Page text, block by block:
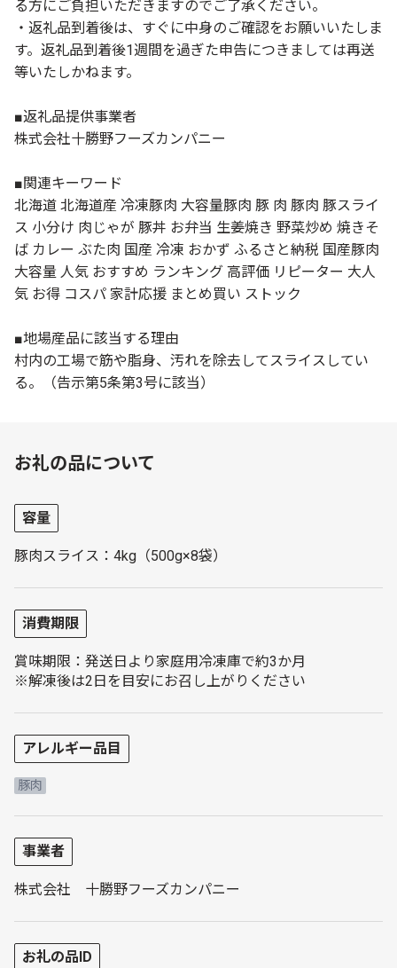
る方にご負担いただきますのでご了承ください。
・返礼品到着後は、すぐに中身のご確認をお願いいたしま
す。返礼品到着後1週間を過ぎた申告につきましては再送
等いたしかねます。
■返礼品提供事業者
株式会社十勝野フーズカンパニー
■関連キーワード
北海道 北海道産 冷凍豚肉 大容量豚肉 豚 肉 豚肉 豚スライ
ス 小分け 肉じゃが 豚丼 お弁当 生姜焼き 野菜炒め 焼きそ
ば カレー ぶた肉 国産 冷凍 おかず ふるさと納税 国産豚肉
大容量 人気 おすすめ ランキング 高評価 リピーター 大人
気 お得 コスパ 家計応援 まとめ買い ストック
■地場産品に該当する理由
村内の工場で筋や脂身、汚れを除去してスライスしてい
る。（告示第5条第3号に該当）
お礼の品について
容量
豚肉スライス：4kg（500g×8袋）
消費期限
賞味期限：発送日より家庭用冷凍庫で約3か月
※解凍後は2日を目安にお召し上がりください
アレルギー品目
豚肉
事業者
株式会社 十勝野フーズカンパニー
お礼の品ID